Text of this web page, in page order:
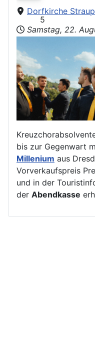
Dorfkirche
Samstag, 22.
bis zur Gegenwart
Millenium aus
Vorverkaufspreis
und in der
der Abendkasse
5